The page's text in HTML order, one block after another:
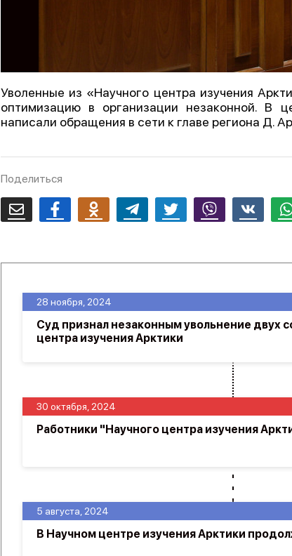
Уволенные из «Научного центра изучения
оптимизацию в организации незаконной. В
написали обращения в сети к главе региона Д.
Поделиться
Email FacebookOdnoklassnikiTelegram Twitter Viber
5 августа, 2024
В Научном центре изучения Арктики
30 октября, 2024
Работники "Научного центра изучения
28 ноября, 2024
Суд признал незаконным увольнение двух
центра изучения Арктики